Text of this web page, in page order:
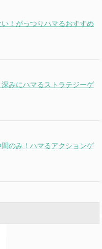
！がっつりハマるおすすめ
みにハマるストラテジーゲ
のみ！ハマるアクションゲ